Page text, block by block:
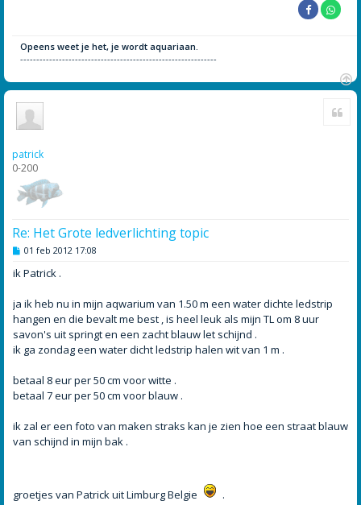
Opeens weet je het, je wordt aquariaan.
-------------------------------------------------------------
O
patrick
0-200
Re: Het Grote ledverlichting topic
B
r
h
01 feb 2012 17:08
ik Patrick .
ja ik heb nu in mijn aqwarium van 1.50 m een water dichte ledstrip
hangen en die bevalt me best , is heel leuk als mijn TL om 8 uur
savon's uit springt en een zacht blauw let schijnd .
ik ga zondag een water dicht ledstrip halen wit van 1 m .
betaal 8 eur per 50 cm voor witte .
betaal 7 eur per 50 cm voor blauw .
ik zal er een foto van maken straks kan je zien hoe een straat blauw
van schijnd in mijn bak .
groetjes van Patrick uit Limburg Belgie .